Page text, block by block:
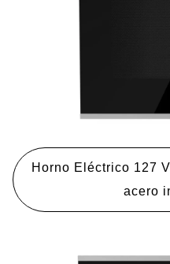
Horno Eléctrico 127
acero